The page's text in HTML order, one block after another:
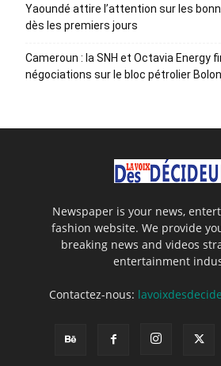
Yaoundé attire l’attention sur les
dès les premiers jours
Cameroun : la SNH et Octavia Energy
négociations sur le bloc pétrolier
Newspaper is your news,
fashion website. We provide
breaking news and videos
entertainment
Contactez-nous: